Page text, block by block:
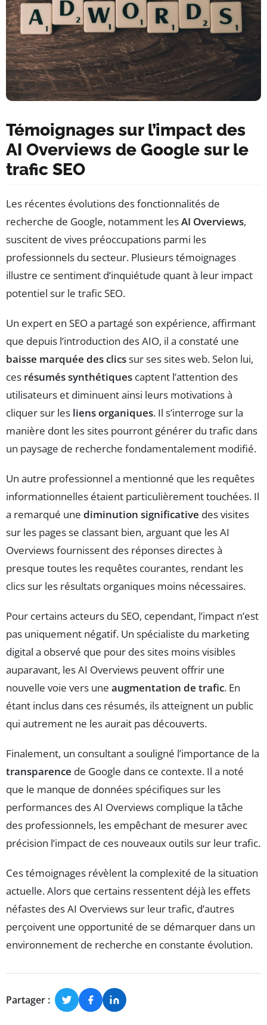
Témoignages sur l’impact des
AI Overviews de Google sur le
trafic SEO
Les récentes évolutions des fonctionnalités de
recherche de Google, notamment lesAI Overviews,
suscitent de vives préoccupations parmi les
professionnels du secteur. Plusieurs témoignages
illustre ce sentiment d’inquiétude quant à leur impact
potentiel sur le trafic SEO.
Un expert en SEO a partagé son expérience, affirmant
que depuis l’introduction des AIO, il a constaté une
baisse marquée des clicssur ses sites web. Selon lui,
ces résumés synthétiques captent l’attention des
utilisateurs et diminuent ainsi leurs motivations à
cliquer sur les liens organiques. Il s’interroge sur la
manière dont les sites pourront générer du trafic dans
un paysage de recherche fondamentalement modifié.
Un autre professionnel a mentionné que les requêtes
informationnelles étaient particulièrement touchées. Il
a remarqué une diminution significative des visites
sur les pages se classant bien, arguant que les AI
Overviews fournissent des réponses directes à
presque toutes les requêtes courantes, rendant les
clics sur les résultats organiques moins nécessaires.
Pour certains acteurs du SEO, cependant, l’impact n’est
pas uniquement négatif. Un spécialiste du marketing
digital a observé que pour des sites moins visibles
auparavant, les AI Overviews peuvent offrir une
nouvelle voie vers une augmentation de trafic. En
étant inclus dans ces résumés, ils atteignent un public
qui autrement ne les aurait pas découverts.
Finalement, un consultant a souligné l’importance de la
transparence de Google dans ce contexte. Il a noté
que le manque de données spécifiques sur les
performances des AI Overviews complique la tâche
des professionnels, les empêchant de mesurer avec
précision l’impact de ces nouveaux outils sur leur trafic.
Ces témoignages révèlent la complexité de la situation
actuelle. Alors que certains ressentent déjà les effets
néfastes des AI Overviews sur leur trafic, d’autres
perçoivent une opportunité de se démarquer dans un
environnement de recherche en constante évolution.
Partager :